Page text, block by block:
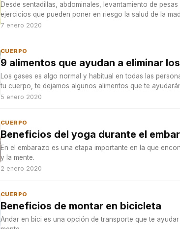
Desde sentadillas, abdominales, levantamiento de
ejercicios que pueden poner en riesgo la salud de la
7 enero 2020
CUERPO
9 alimentos que ayudan a eliminar
Los gases es algo normal y habitual en todas las
tu cuerpo, te dejamos algunos alimentos que te
5 enero 2020
CUERPO
Beneficios del yoga durante el
En el embarazo es una etapa importante en la que
y la mente.
2 enero 2020
CUERPO
Beneficios de montar en bicicleta
Andar en bici es una opción de transporte que te